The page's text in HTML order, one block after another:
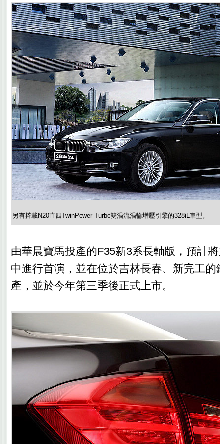
另有搭載N20直四TwinPower Turbo雙渦流渦輪增壓引擎的328iL車型。
由華晨寶馬投產的F35新3系長軸版，預計
中進行首演，並在位於吉林長春、新完工
產，並於今年第三季後正式上市。